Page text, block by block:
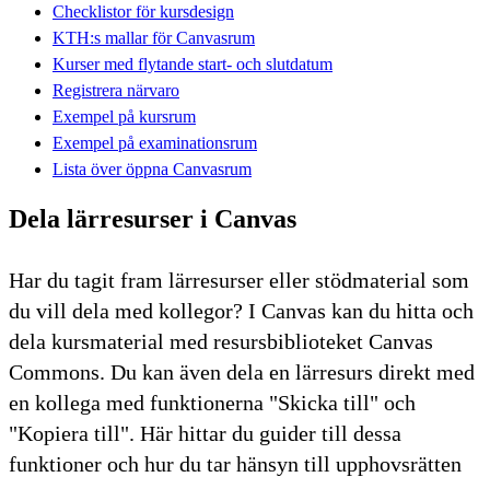
Checklistor för kursdesign
KTH:s mallar för Canvasrum
Kurser med flytande start- och slutdatum
Registrera närvaro
Exempel på kursrum
Exempel på examinationsrum
Lista över öppna Canvasrum
Dela lärresurser i Canvas
Har du tagit fram lärresurser eller stödmaterial som
du vill dela med kollegor? I Canvas kan du hitta och
dela kursmaterial med resursbiblioteket Canvas
Commons. Du kan även dela en lärresurs direkt med
en kollega med funktionerna "Skicka till" och
"Kopiera till". Här hittar du guider till dessa
funktioner och hur du tar hänsyn till upphovsrätten